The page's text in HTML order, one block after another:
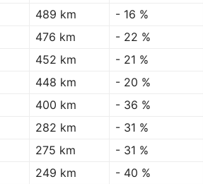
489 km
- 16 %
476 km
- 22 %
452 km
- 21 %
448 km
- 20 %
400 km
- 36 %
282 km
- 31 %
275 km
- 31 %
249 km
- 40 %